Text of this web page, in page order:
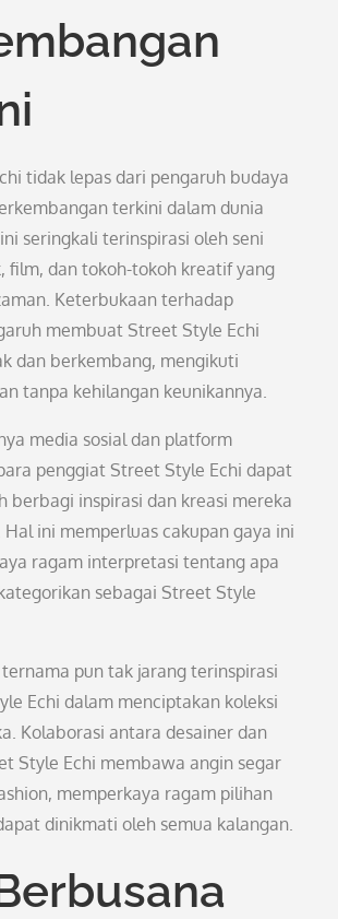
tidak lepas dari pengaruh budaya
terkini dalam dunia
seringkali terinspirasi oleh seni
film, dan tokoh-tokoh kreatif yang
Keterbukaan terhadap
membuat Street Style Echi
dan berkembang, mengikuti
tanpa kehilangan keunikannya.
media sosial dan platform
penggiat Street Style Echi dapat
berbagi inspirasi dan kreasi mereka
Hal ini memperluas cakupan gaya ini
ragam interpretasi tentang apa
sebagai Street Style
pun tak jarang terinspirasi
Echi dalam menciptakan koleksi
Kolaborasi antara desainer dan
Style Echi membawa angin segar
memperkaya ragam pilihan
dinikmati oleh semua kalangan.